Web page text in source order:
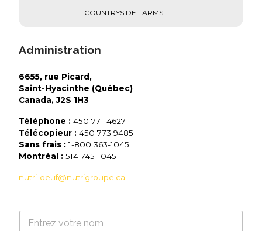
COUNTRYSIDE FARMS
Administration
6655, rue Picard,
Saint-Hyacinthe (Québec)
Canada, J2S 1H3
Téléphone : 450 771-4627
Télécopieur : 450 773 9485
Sans frais :1-800 363-1045
Montréal : 514 745-1045
nutri-oeuf@nutrigroupe.ca
N